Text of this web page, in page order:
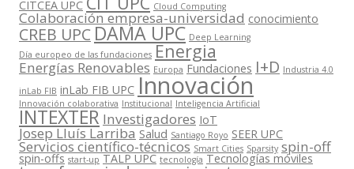
CITCEA UPC Cloud Computing
Colaboración empresa-universidad conocimiento
CREB UPCDAMA UPC Deep Learning
Día europeo de las fundaciones Energia
Energías Renovables Europa Fundaciones I+D Industria 4.0
inLab FIB inLab FIB UPC Innovación
Innovación colaborativa Institucional Inteligencia Artificial
INTEXTER Investigadores IoT
Josep Lluís Larriba Salud Santiago Royo SEER UPC
Servicios científico-técnicos Smart Cities Sparsity spin-off
spin-offs start-up TALP UPC tecnología Tecnologías móviles